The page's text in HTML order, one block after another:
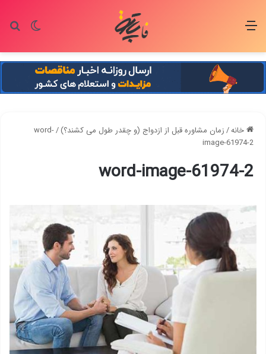
تغییر منو
خانه/زمان مشاوره قبل از ازدواج (و چقدر طول می کشند؟)/
word-
image-61974-2
word-image-61974-2